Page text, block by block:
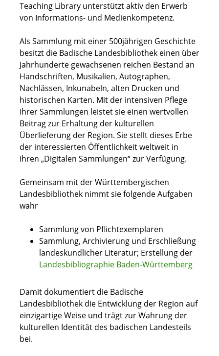
Teaching Library unterstützt aktiv den Erwerb
von Informations- und Medienkompetenz.
Als Sammlung mit einer 500jährigen Geschichte
besitzt die Badische Landesbibliothek einen über
Jahrhunderte gewachsenen reichen Bestand an
Handschriften, Musikalien, Autographen,
Nachlässen, Inkunabeln, alten Drucken und
historischen Karten. Mit der intensiven Pflege
ihrer Sammlungen leistet sie einen wertvollen
Beitrag zur Erhaltung der kulturellen
Überlieferung der Region. Sie stellt dieses Erbe
der interessierten Öffentlichkeit weltweit in
ihren „Digitalen Sammlungen“ zur Verfügung.
Gemeinsam mit der Württembergischen
Landesbibliothek nimmt sie folgende Aufgaben
wahr
Sammlung von Pflichtexemplaren
Sammlung, Archivierung und Erschließung
landeskundlicher Literatur; Erstellung der
Landesbibliographie Baden-Württemberg
Damit dokumentiert die Badische
Landesbibliothek die Entwicklung der Region auf
einzigartige Weise und trägt zur Wahrung der
kulturellen Identität des badischen Landesteils
bei.